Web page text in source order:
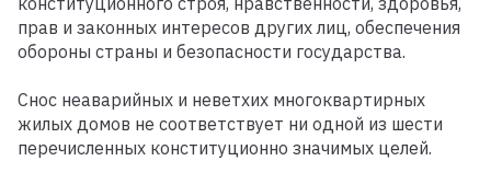
прав и законных интересов других лиц, обеспечения
обороны страны и безопасности государства.
Снос неаварийных и неветхих многоквартирных
жилых домов не соответствует ни одной из шести
перечисленных конституционно значимых целей.